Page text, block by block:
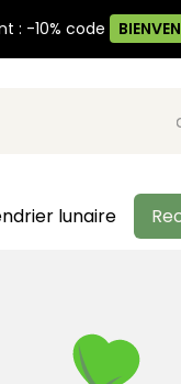
: -10% code
ex: "pots
lunaire